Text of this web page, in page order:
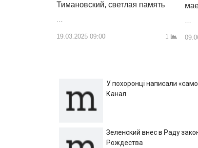
Тимановский, светлая память
…
19.03.2025 09:00 1
…
У похоронці написали
Канал
Зеленский внес в Раду
Рождества